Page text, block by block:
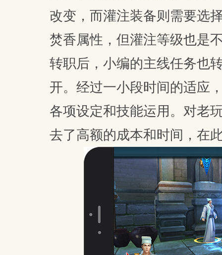
改变，而灌注装备则需要选
焚香属性，但灌注等级也是
转职后，小编的主线任务也
开。经过一小段时间的适应
各项设定和技能运用。对老
去了高额的成本和时间，在